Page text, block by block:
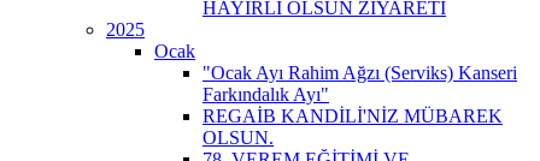
HAYIRLI OLSUN ZİYARETİ
2025
Ocak
"Ocak Ayı Rahim Ağzı (Serviks) Kanseri
Farkındalık Ayı"
REGAİB KANDİLİ'NİZ MÜBAREK
OLSUN.